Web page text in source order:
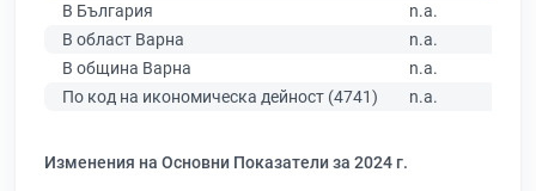
В България
n.a.
В област Варна
n.a.
В община Варна
n.a.
По код на икономическа дейност (4741)
n.a.
Изменения на Основни Показатели за 2024 г.